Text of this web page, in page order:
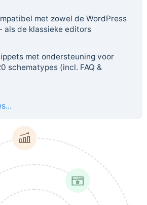
met zowel de WordPress
als de klassieke editors
met ondersteuning voor
schematypes (incl. FAQ &